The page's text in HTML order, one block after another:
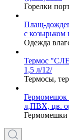
Горелки
Плащ-
с
Одежда
Термос
1,5 л/12/
Термосы,
л,ПВХ, цв.
Гермомешки